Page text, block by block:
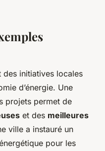
des initiatives locales
d’énergie. Une
projets permet de
et des meilleures
ville a instauré un
pour les